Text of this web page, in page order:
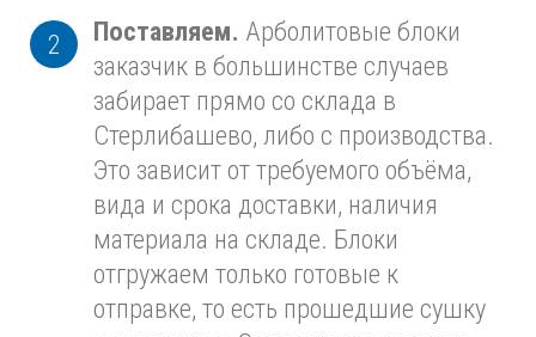
Поставляем. Арболитовые блоки
заказчик в большинстве случаев
забирает прямо со склада в
Стерлибашево, либо с производства.
Это зависит от требуемого объёма,
вида и срока доставки, наличия
материала на складе. Блоки
отгружаем только готовые к
отправке, то есть прошедшие сушку